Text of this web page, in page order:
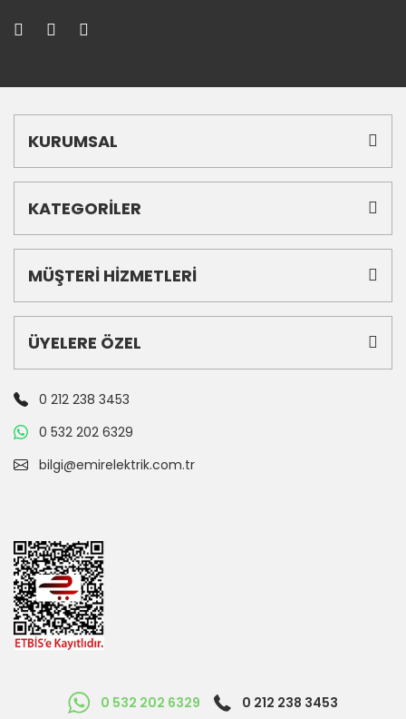
KURUMSAL
KATEGORİLER
MÜŞTERİ HİZMETLERİ
ÜYELERE ÖZEL
0 212 238 3453
0 532 202 6329
bilgi@emirelektrik.com.tr
0 532 202 6329 0 212 238 3453